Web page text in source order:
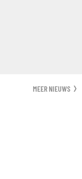
MEER NIEUWS